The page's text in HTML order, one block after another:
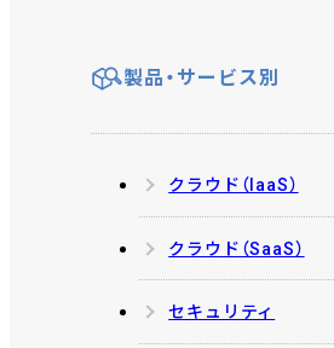
製品・サービス別
クラウド（IaaS）
クラウド（SaaS）
セキュリティ